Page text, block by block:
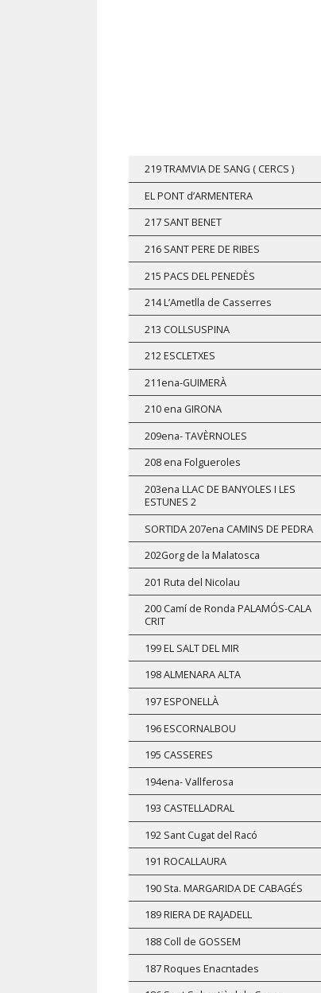
219 TRAMVIA DE SANG ( CERCS )
EL PONT d’ARMENTERA
217 SANT BENET
216 SANT PERE DE RIBES
215 PACS DEL PENEDÈS
214 L’Ametlla de Casserres
213 COLLSUSPINA
212 ESCLETXES
211ena-GUIMERÀ
210 ena GIRONA
209ena- TAVÈRNOLES
208 ena Folgueroles
203ena LLAC DE BANYOLES I LES
ESTUNES 2
SORTIDA 207ena CAMINS DE PEDRA
202Gorg de la Malatosca
201 Ruta del Nicolau
200 Camí de Ronda PALAMÓS-CALA
CRIT
199 EL SALT DEL MIR
198 ALMENARA ALTA
197 ESPONELLÀ
196 ESCORNALBOU
195 CASSERES
194ena- Vallferosa
193 CASTELLADRAL
192 Sant Cugat del Racó
191 ROCALLAURA
190 Sta. MARGARIDA DE CABAGÉS
189 RIERA DE RAJADELL
188 Coll de GOSSEM
187 Roques Enacntades